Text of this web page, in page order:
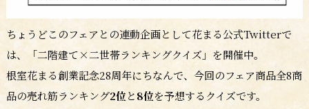
ちょうどこのフェアとの連動企画として花まる公式Twitterで
は、「二階建て×二世帯ランキングクイズ」を開催中。
根室花まる創業記念28周年にちなんで、今回のフェア商品全8商
品の売れ筋ランキング2位と8位を予想するクイズです。